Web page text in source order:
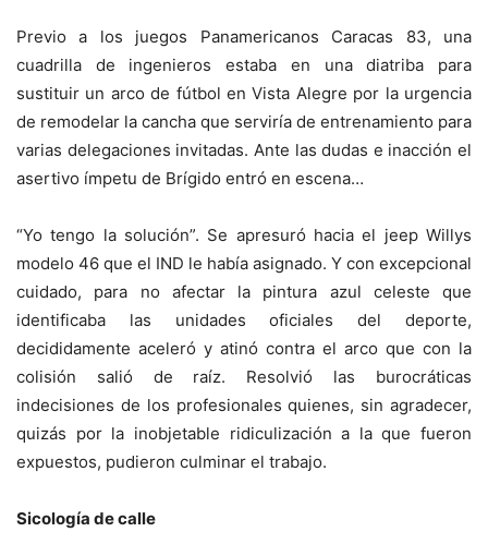
Previo a los juegos Panamericanos Caracas 83, una
cuadrilla de ingenieros estaba en una diatriba para
sustituir un arco de fútbol en Vista Alegre por la urgencia
de remodelar la cancha que serviría de entrenamiento para
varias delegaciones invitadas. Ante las dudas e inacción el
asertivo ímpetu de Brígido entró en escena…
“Yo tengo la solución”. Se apresuró hacia el jeep Willys
modelo 46 que el IND le había asignado. Y con excepcional
cuidado, para no afectar la pintura azul celeste que
identificaba las unidades oficiales del deporte,
decididamente aceleró y atinó contra el arco que con la
colisión salió de raíz. Resolvió las burocráticas
indecisiones de los profesionales quienes, sin agradecer,
quizás por la inobjetable ridiculización a la que fueron
expuestos, pudieron culminar el trabajo.
Sicología de calle